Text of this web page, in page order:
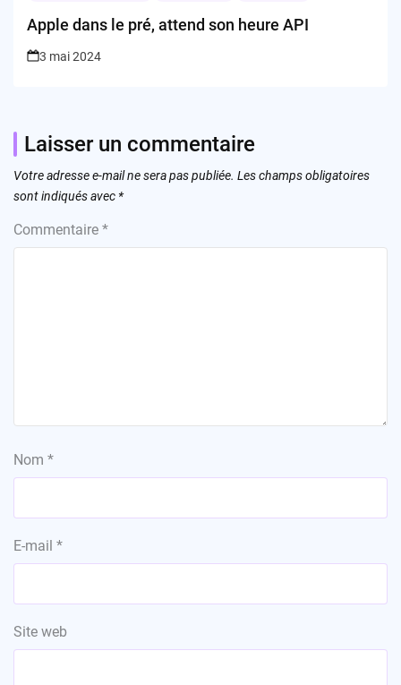
Apple dans le pré, attend son heure API
3 mai 2024
Laisser un commentaire
Votre adresse e-mail ne sera pas publiée. Les champs obligatoires
sont indiqués avec *
Commentaire *
Nom *
E-mail *
Site web